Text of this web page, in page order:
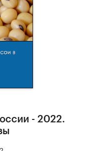
- 2022.